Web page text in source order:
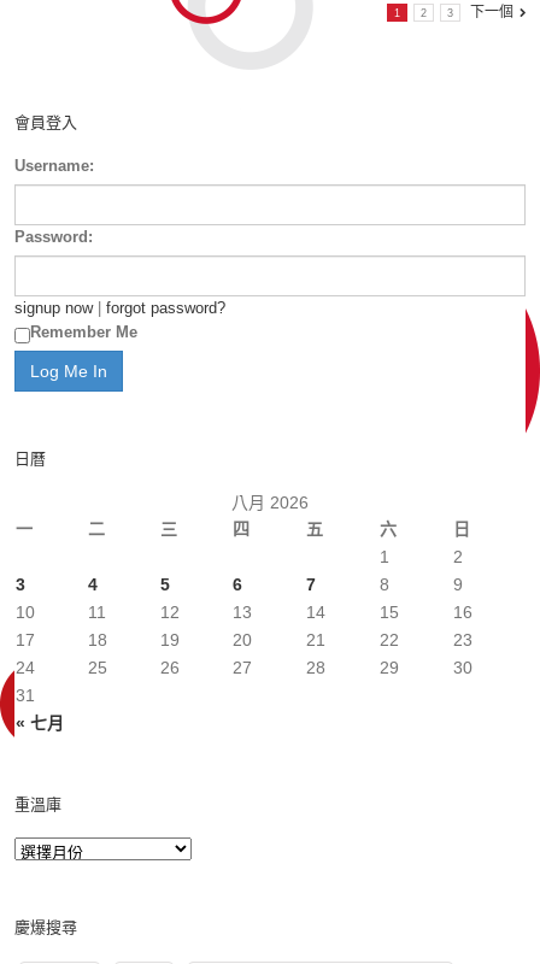
1 2 3 下一個
會員登入
Username:
Password:
signup now| forgot password?
Remember Me
日曆
八月 2026
一
二 三 四 五 六 日
« 七月
1
2
3
4 5 6 7 8
9
10
11 12 13 14 15
16
17
18 19 20 21 22
23
24
25 26 27 28 29
30
31
重溫庫
慶爆搜尋